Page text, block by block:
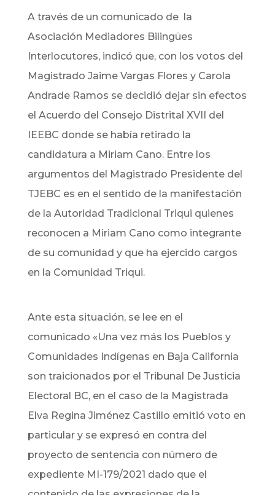
A través de un comunicado de la
Asociación Mediadores Bilingües
Interlocutores, indicó que, con los votos del
Magistrado Jaime Vargas Flores y Carola
Andrade Ramos se decidió dejar sin efectos
el Acuerdo del Consejo Distrital XVII del
IEEBC donde se había retirado la
candidatura a Miriam Cano. Entre los
argumentos del Magistrado Presidente del
TJEBC es en el sentido de la manifestación
de la Autoridad Tradicional Triqui quienes
reconocen a Miriam Cano como integrante
de su comunidad y que ha ejercido cargos
en la Comunidad Triqui.
Ante esta situación, se lee en el
comunicado «Una vez más los Pueblos y
Comunidades Indígenas en Baja California
son traicionados por el Tribunal De Justicia
Electoral BC, en el caso de la Magistrada
Elva Regina Jiménez Castillo emitió voto en
particular y se expresó en contra del
proyecto de sentencia con número de
expediente MI-179/2021 dado que el